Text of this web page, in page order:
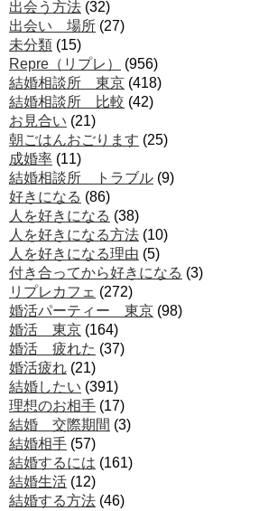
出会う方法 (32)
出会い 場所 (27)
未分類 (15)
Repre（リプレ）
(956)
結婚相談所 東京 (418)
結婚相談所 比較 (42)
お見合い (21)
朝ごはんおごります (25)
成婚率 (11)
結婚相談所 トラブル (9)
好きになる (86)
人を好きになる (38)
人を好きになる方法 (10)
人を好きになる理由 (5)
付き合ってから好きになる (3)
リプレカフェ (272)
婚活パーティー 東京 (98)
婚活 東京 (164)
婚活 疲れた (37)
婚活疲れ (21)
結婚したい (391)
理想のお相手 (17)
結婚 交際期間 (3)
結婚相手 (57)
結婚するには (161)
結婚生活 (12)
結婚する方法 (46)